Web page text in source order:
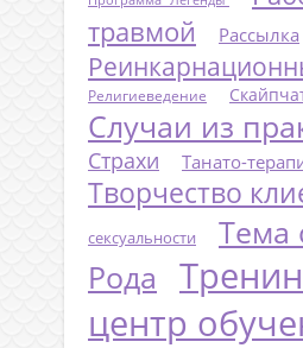
травмой
Рассылка
Религиеведение
Случаи из
Страхи Танато-
Творчество
сексуальности
Тема
Рода
центр